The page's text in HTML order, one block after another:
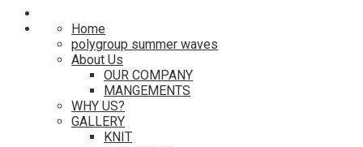
Home
polygroup summer waves
About Us
OUR COMPANY
MANGEMENTS
WHY US?
GALLERY
KNIT